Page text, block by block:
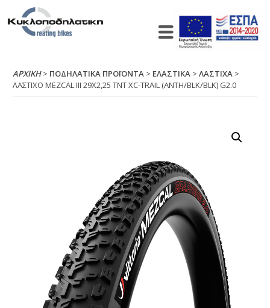
ΑΡΧΙΚΉ> ΠΟΔΗΛΑΤΙΚΑ ΠΡΟΪΟΝΤΑ > ΕΛΑΣΤΙΚΑ >ΛΑΣΤΙΧΑ >
ΛΑΣΤΙΧΟ ΜΕΖCΑL ΙΙΙ 29Χ2,25 ΤΝΤ ΧC-ΤRΑΙL (ΑΝΤΗ/ΒLΚ/ΒLΚ) G2.0